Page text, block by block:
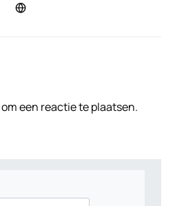
om een reactie te plaatsen.